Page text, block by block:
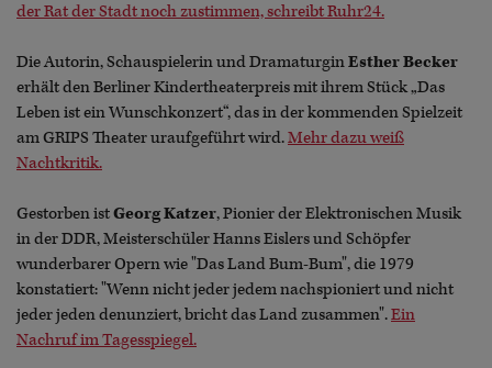
der Rat der Stadt noch zustimmen, schreibt Ruhr24.
Die Autorin, Schauspielerin und DramaturginEsther Becker
erhält den Berliner Kindertheaterpreis mit ihrem Stück „Das
Leben ist ein Wunschkonzert“, das in der kommenden Spielzeit
am GRIPS Theater uraufgeführt wird.Mehr dazu weiß
Nachtkritik.
Gestorben istGeorg Katzer, Pionier der Elektronischen Musik
in der DDR, Meisterschüler Hanns Eislers und Schöpfer
wunderbarer Opern wie "Das Land Bum-Bum", die 1979
konstatiert: "Wenn nicht jeder jedem nachspioniert und nicht
jeder jeden denunziert, bricht das Land zusammen".Ein
Nachruf im Tagesspiegel.